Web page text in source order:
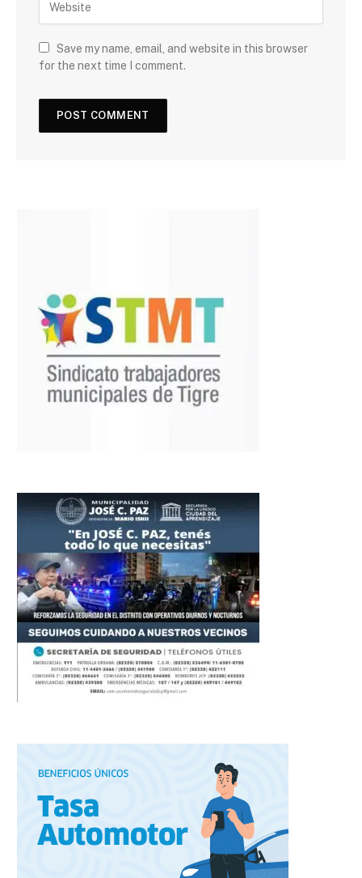
Save my name, email, and website in this browser
for the next time I comment.